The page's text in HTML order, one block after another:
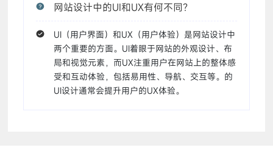
网站设计中的UI和UX有何不同？
UI（用户界面）和UX（用户体验）是网站设计中
两个重要的方面。UI着眼于网站的外观设计、布
局和视觉元素，而UX注重用户在网站上的整体感
受和互动体验，包括易用性、导航、交互等。的
UI设计通常会提升用户的UX体验。